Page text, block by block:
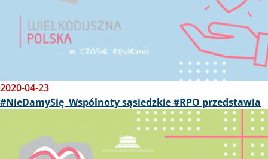
2020-04-23
#NieDamySię Wspólnoty sąsiedzkie #RPO przedstawia